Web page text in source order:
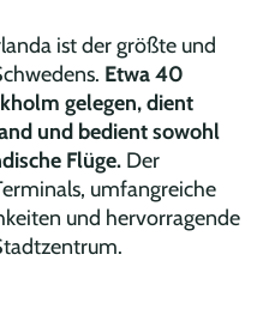
ist der größte und
Etwa 40
gelegen, dient
und bedient sowohl
Flüge. Der
umfangreiche
und hervorragende